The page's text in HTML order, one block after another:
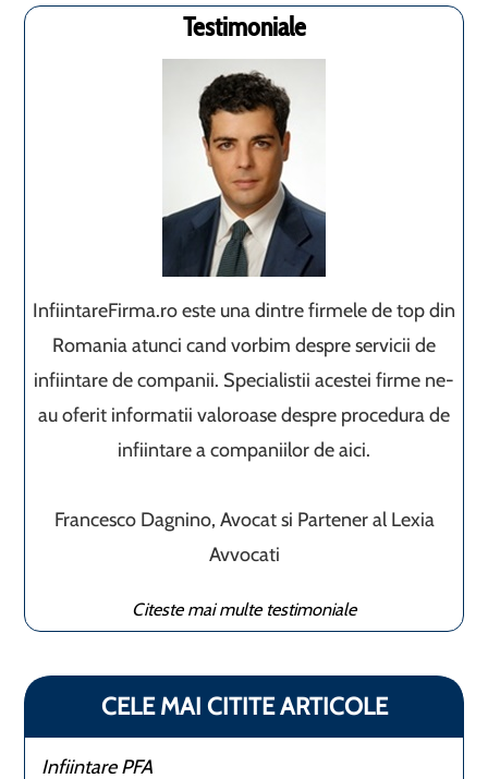
Testimoniale
InfiintareFirma.ro este una dintre firmele de top din
Romania atunci cand vorbim despre servicii de
infiintare de companii. Specialistii acestei firme ne-
au oferit informatii valoroase despre procedura de
infiintare a companiilor de aici.
Francesco Dagnino, Avocat si Partener al Lexia
Avvocati
Citeste mai multe testimoniale
CELE MAI CITITE ARTICOLE
Infiintare PFA